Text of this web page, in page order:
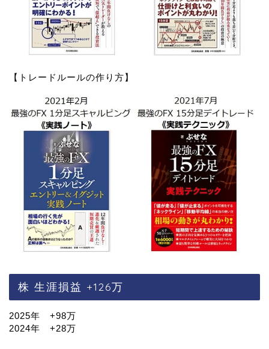
【トレードルールの作り方】
株 生涯損益 +126万
2025年 +98万
2024年 +28万